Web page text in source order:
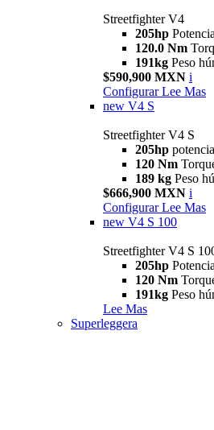
Streetfighter V4
205hp Potencia
120.0 Nm
191kg Peso
$590,900 MXN i
Configurar Lee Mas
new V4 S
Streetfighter V4 S
205hp potencia
120 Nm
189 kg Peso
$666,900 MXN i
Configurar Lee Mas
new V4 S 100
Streetfighter V4 S
205hp Potencia
120 Nm
191kg Peso
Lee Mas
Superleggera